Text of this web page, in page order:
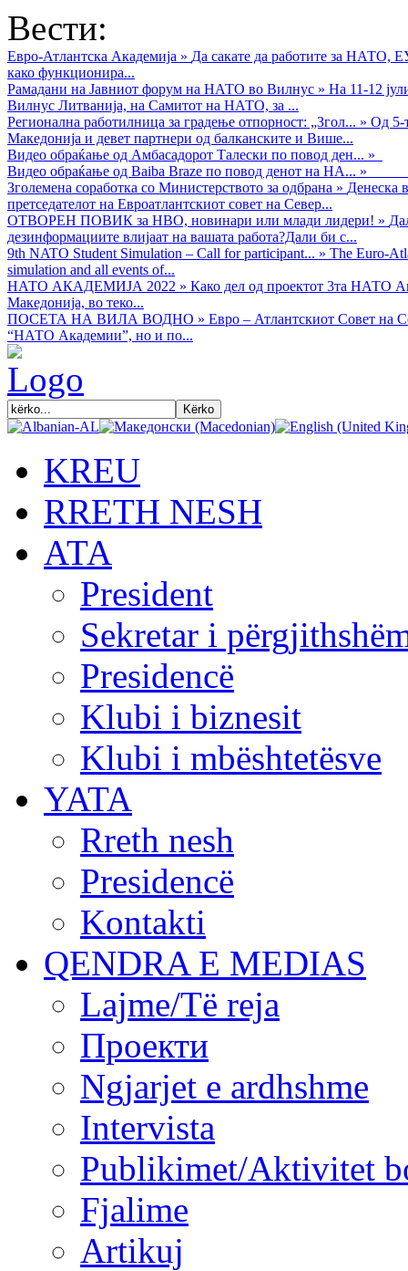
Вести:
Евро-Атлантска Академија » Да сакате да работите за НАТО,
како функционира...
Рамадани на Јавниот форум на НАТО во Вилнус » На 11-12
Вилнус Литванија, на Самитот на НАТО, за ...
Регионална работилница за градење отпорност: „Згол... » Од 5-
Македонија и девет партнери од балканските и Више...
Видео обраќањe од Амбасадорот Талески по повод ден... »
Видео обраќање од Baiba Braze по повод денот на НА... »
Зголемена соработка со Министерството за одбрана » Денеска
претседателот на Евроатлантскиот совет на Север...
ОТВОРЕН ПОВИК за НВО, новинари или млади лидери! »
дезинформациите влијаат на вашата работа?Дали би с...
9th NATO Student Simulation – Call for participant... » The Euro-
simulation and all events of...
НАТО АКАДЕМИЈА 2022 » Како дел од проектот 3та НАТО
Македонија, во теко...
ПОСЕТА НА ВИЛА ВОДНО » Евро – Атлантскиот Совет на
“НАТО Академии”, но и по...
KREU
RRETH NESH
АТА
President
Sekretar i
Presidencë
Klubi i biznesit
Klubi i mbështetësve
YATA
Rreth nesh
Presidencë
Kontakti
QENDRA E MEDIAS
Lajme/Të reja
Проекти
Ngjarjet e ardhshme
Intervista
Publikimet/Aktivitet
Fjalime
Artikuj